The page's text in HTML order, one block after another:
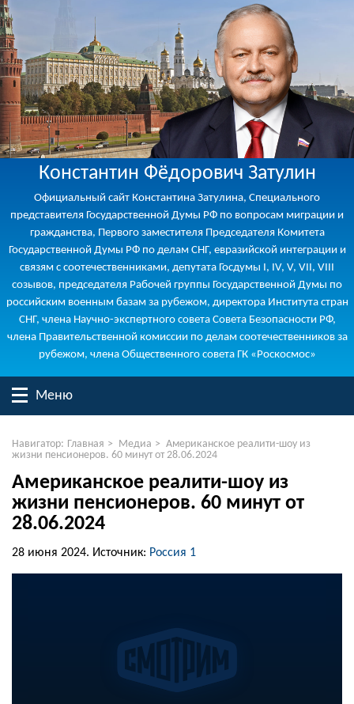
Константин Фёдорович Затулин
Официальный сайт Константина Затулина, Специального
представителя Государственной Думы РФ по вопросам миграции и
гражданства, Первого заместителя Председателя Комитета
Государственной Думы РФ по делам СНГ, евразийской интеграции и
связям с соотечественниками, депутата Госдумы I, IV, V, VII, VIII
созывов, председателя Рабочей группы Государственной Думы по
российским военным базам за рубежом, директора Института стран
СНГ, члена Научно-экспертного совета Совета Безопасности РФ,
члена Правительственной комиссии по делам соотечественников за
рубежом, члена Общественного совета ГК «Роскосмос»
Меню
Навигатор: Главная > Медиа > Американское реалити-шоу из
жизни пенсионеров. 60 минут от 28.06.2024
Американское реалити-шоу из
жизни пенсионеров. 60 минут от
28.06.2024
28 июня 2024. Источник: Россия 1